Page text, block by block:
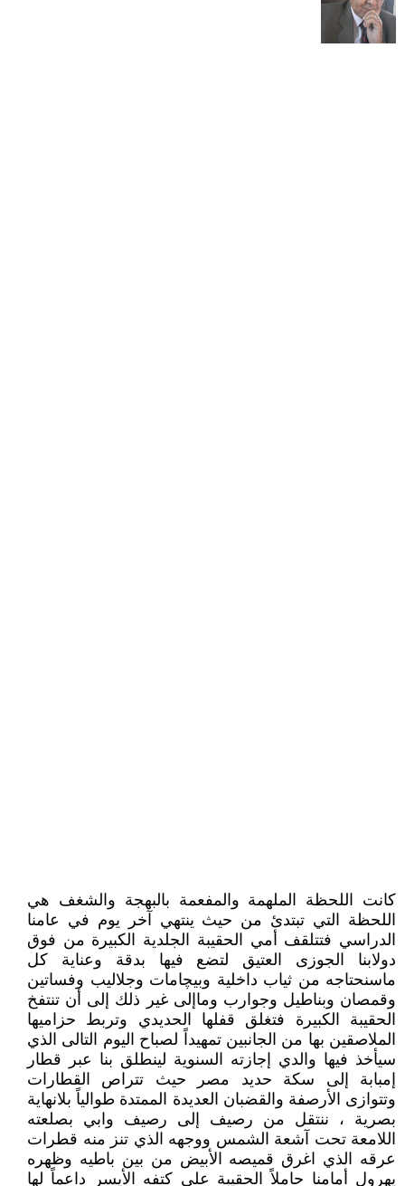
كانت اللحظة الملهمة والمفعمة بالبهجة والشغف هي
اللحظة التي تبتدئ من حيث ينتهي آخر يوم في عامنا
الدراسي فتتلقف أمي الحقيبة الجلدية الكبيرة من فوق
دولابنا الجوزى العتيق لتضع فيها بدقة وعناية كل
ماسنحتاجه من ثياب داخلية وبيچامات وجلاليب وفساتين
وقمصان وبناطيل وجوارب وماإلى غير ذلك إلى أن تنتفخ
الحقيبة الكبيرة فتغلق قفلها الحديدي وتربط حزاميها
الملاصقين بها من الجانبين تمهيداً لصباح اليوم التالى الذي
سيأخذ فيها والدي إجازته السنوية لينطلق بنا عبر قطار
إمبابة إلى سكة حديد مصر حيث تتراص القطارات
وتتوازى الأرصفة والقضبان العديدة الممتدة طوالياً بلانهاية
بصرية ، ننتقل من رصيف إلى رصيف وابي بصلعته
اللامعة تحت آشعة الشمس ووجهه الذي تنز منه قطرات
عرقه الذي اغرق قميصه الأبيض من بين باطيه وظهره
يهرول أمامنا حاملاً الحقيبة على كتفه الأيسر داعماً لها